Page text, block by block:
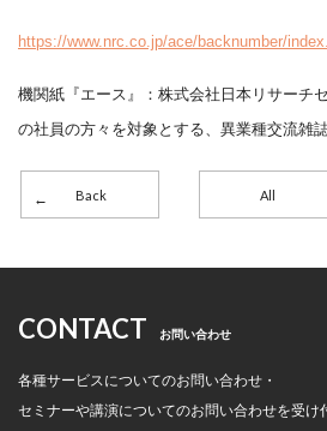
https://www.nrc.co.jp/ace/backnumber/
機関紙『エース』：株式会社日本リサーチ
の社員の方々を対象とする、異業種交流雑誌
Back All
CONTACT お問い合わせ
各種サービスについてのお問い合わせ・
セミナーや講演についてのお問い合わせを受け